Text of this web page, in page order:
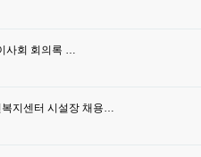
사회 회의록 …
지센터 시설장 채용…